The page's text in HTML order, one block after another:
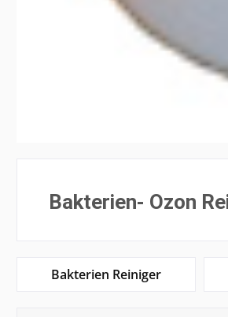
Bakterien- Ozon
Bakterien Reiniger